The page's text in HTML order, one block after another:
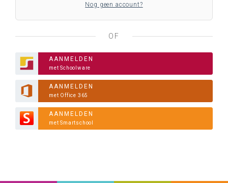
Nog geen account?
OF
AANMELDEN
met Schoolware
AANMELDEN
met Office 365
AANMELDEN
met Smartschool